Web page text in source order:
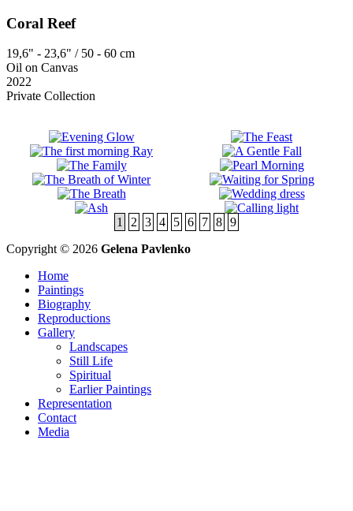
Coral Reef
19,6" - 23,6" / 50 - 60 cm
Oil on Canvas
2022
Private Collection
1 2 3 4 5 6 7 8 9
Copyright © 2026 Gelena Pavlenko
Home
Paintings
Biography
Reproductions
Gallery
Landscapes
Still Life
Spiritual
Earlier Paintings
Representation
Contact
Media